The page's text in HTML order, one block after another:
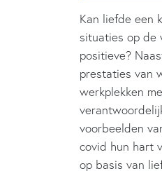
Kan liefde een
situaties op de
positieve?
prestaties van
werkplekken
voorbeelden
covid hun hart
op basis van